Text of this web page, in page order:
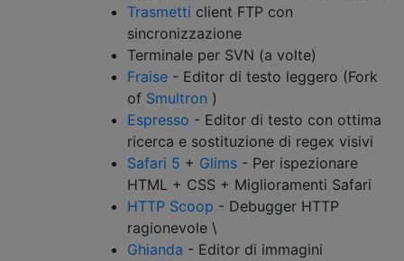
Trasmetti client FTP con
sincronizzazione
Terminale per SVN (a volte)
Fraise - Editor di testo leggero (Fork
of Smultron )
Espresso - Editor di testo con ottima
ricerca e sostituzione di regex visivi
Safari 5 + Glims - Per ispezionare
HTML + CSS + Miglioramenti Safari
HTTP Scoop - Debugger HTTP
ragionevole \
Ghianda - Editor di immagini